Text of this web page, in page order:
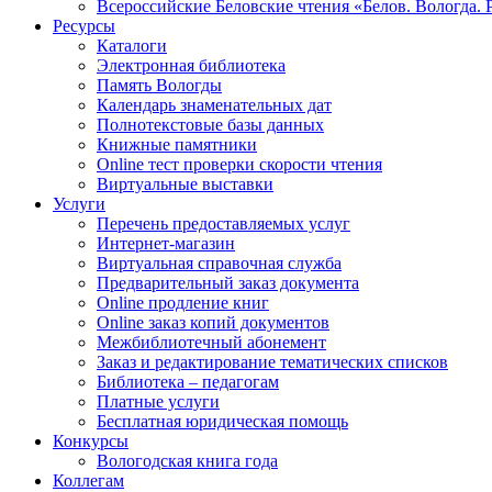
Всероссийские Беловские чтения «Белов. Вологда.
Ресурсы
Каталоги
Электронная библиотека
Память Вологды
Календарь знаменательных дат
Полнотекстовые базы данных
Книжные памятники
Online тест проверки скорости чтения
Виртуальные выставки
Услуги
Перечень предоставляемых услуг
Интернет-магазин
Виртуальная справочная служба
Предварительный заказ документа
Online продление книг
Online заказ копий документов
Межбиблиотечный абонемент
Заказ и редактирование тематических списков
Библиотека – педагогам
Платные услуги
Бесплатная юридическая помощь
Конкурсы
Вологодская книга года
Коллегам